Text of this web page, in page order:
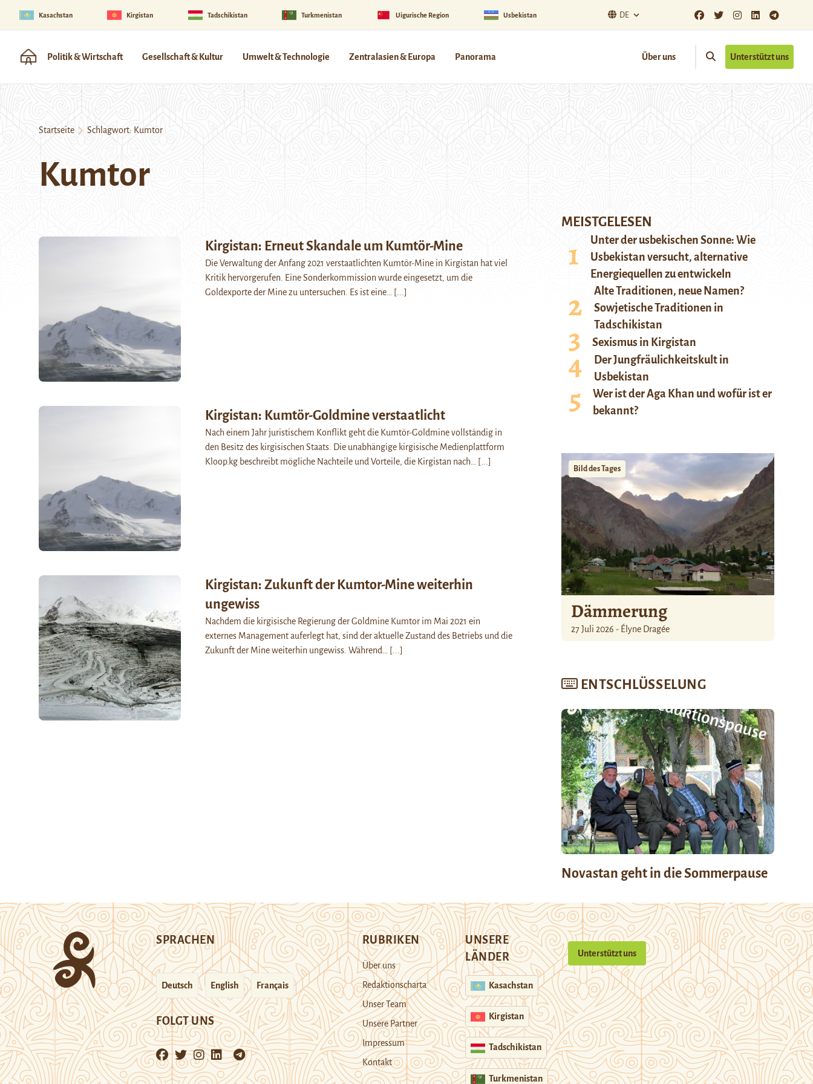
Kasachstan Kirgistan Tadschikistan Turkmenistan Uigurische Region Usbekistan DE
Politik & Wirtschaft Gesellschaft & Kultur Umwelt & Technologie Zentralasien & Europa Panorama Über uns Unterstützt uns
Startseite Schlagwort: Kumtor
Kumtor
Kirgistan: Erneut Skandale um Kumtör-Mine
Die Verwaltung der Anfang 2021 verstaatlichten Kumtör-Mine in Kirgistan hat viel
Kritik hervorgerufen. Eine Sonderkommission wurde eingesetzt, um die
Goldexporte der Mine zu untersuchen. Es ist eine…
[...]
Kirgistan: Kumtör-Goldmine verstaatlicht
Nach einem Jahr juristischem Konflikt geht die Kumtör-Goldmine vollständig in
den Besitz des kirgisischen Staats. Die unabhängige kirgisische Medienplattform
Kloop.kg beschreibt mögliche Nachteile und Vorteile, die Kirgistan nach…
[...]
Kirgistan: Zukunft der Kumtor-Mine weiterhin
ungewiss
Nachdem die kirgisische Regierung der Goldmine Kumtor im Mai 2021 ein
externes Management auferlegt hat, sind der aktuelle Zustand des Betriebs und die
Zukunft der Mine weiterhin ungewiss. Während…
[...]
MEISTGELESEN
Unter der usbekischen Sonne: Wie
Usbekistan versucht, alternative
Energiequellen zu entwickeln
Alte Traditionen, neue Namen?
Sowjetische Traditionen in
Tadschikistan
Sexismus in Kirgistan
Der Jungfräulichkeitskult in
Usbekistan
Wer ist der Aga Khan und wofür ist er
bekannt?
Bild des Tages
Dämmerung
27 Juli 2026 - Élyne Dragée
ENTSCHLÜSSELUNG
Novastan geht in die Sommerpause
SPRACHEN
Deutsch English Français
FOLGT UNS
RUBRIKEN
Über uns
Redaktionscharta
Unser Team
Unsere Partner
Impressum
Kontakt
UNSERE
LÄNDER
Kasachstan
Kirgistan
Tadschikistan
Turkmenistan
Unterstützt uns